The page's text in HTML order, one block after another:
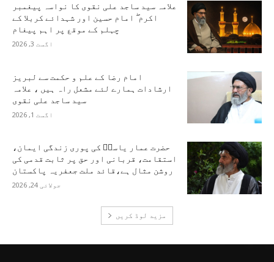
علامہ سید ساجد علی نقوی کا نواسہ پیغمبر
اکرم ۖ امام حسین اور شہدائے کربلا کے
چہلم کے موقع پر اہم پیغام
اگست 3, 2026
امام رضا کے علم و حکمت سے لبریز
ارشادات ہمارے لئے مشعل راہ ہیں ، علامہ
سید ساجد علی نقوی
اگست 1, 2026
حضرت عمار یاسرؑ کی پوری زندگی ایمان،
استقامت، قربانی اور حق پر ثابت قدمی کی
روشن مثال ہے،قائد ملت جعفریہ پاکستان
جولائی 24, 2026
مزید لوڈ کریں